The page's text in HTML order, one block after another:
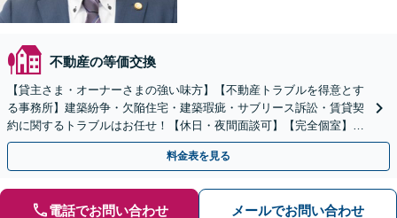
不動産の等価交換
【貸主さま・オーナーさまの強い味方】【不動産トラブルを得意とす
る事務所】建築紛争・欠陥住宅・建築瑕疵・サブリース訴訟・賃貸契
約に関するトラブルはお任せ！【休日・夜間面談可】【完全個室】
【六本松駅2分】
料金表を見る
電話でお問い合わせ メールでお問い合わせ